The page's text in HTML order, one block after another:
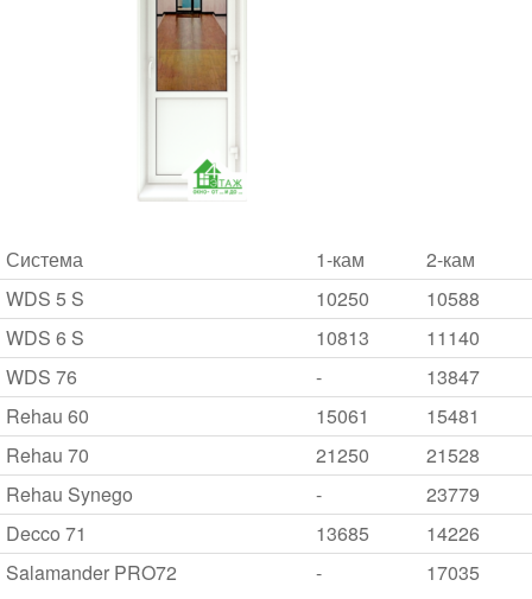
Система 1-кам
2-кам
WDS 5 S
10250
10588
WDS 6 S
10813
11140
WDS 76
-
13847
Rehau 60
15061
15481
Rehau 70
21250
21528
Rehau Synego
-
23779
Decco 71
13685
14226
Salamander PRO72
-
17035